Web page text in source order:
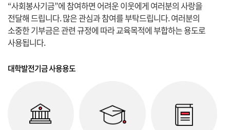
“사회봉사기금”에 참여하면 어려운 이웃에게 여러분의 사랑을
전달해 드립니다. 많은 관심과 참여를 부탁드립니다. 여러분의
소중한 기부금은 관련 규정에 따라 교육목적에 부합하는 용도로
사용됩니다.
대학발전기금 사용용도